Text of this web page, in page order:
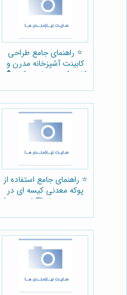
⭐️ راهنمای جامع طراحی
کابینت آشپزخانه مدرن و
کلاسیک در پتاس دکور 🏠
⭐️ راهنمای جامع استفاده از
پوکه معدنی کیسه ای در
ساخت و ساز 🏗️ | مجموعۀ